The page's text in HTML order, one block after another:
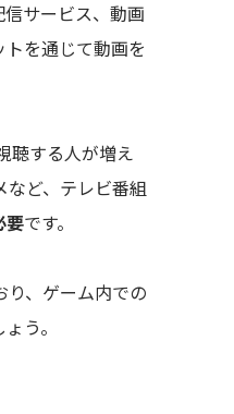
サービス、動画
を通じて動画を
聴する人が増え
など、テレビ番組
要です。
り、ゲーム内での
う。